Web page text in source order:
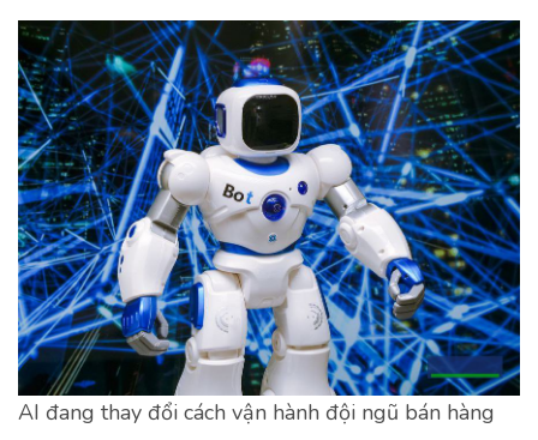
AI đang thay đổi cách vận hành đội ngũ bán hàng